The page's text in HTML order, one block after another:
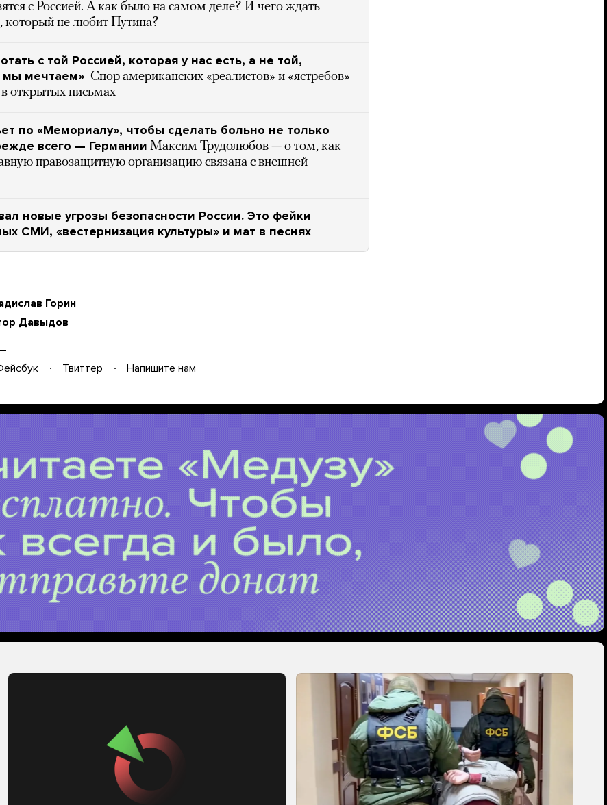
с Россией. А как было на самом деле? И чего ждать
который не любит Путина?
с той Россией, которая у нас есть, а не той,
мы мечтаем» Спор американских «реалистов» и «ястребов»
открытых письмах
по «Мемориалу», чтобы сделать больно не только
всего — Германии Максим Трудолюбов — о том, как
правозащитную организацию связана с внешней
новые угрозы безопасности России. Это фейки
СМИ, «вестернизация культуры» и мат в песнях
Горин
Давыдов
Твиттер Напишите нам